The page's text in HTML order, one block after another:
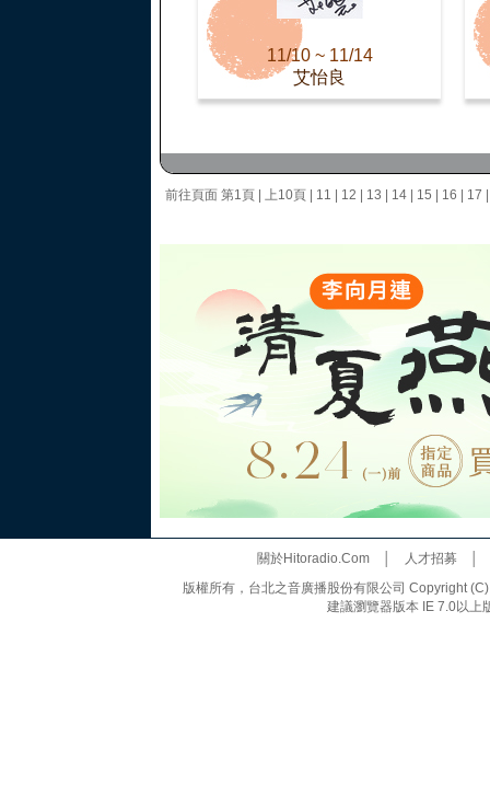
11/10 ~ 11/14
艾怡良
前往頁面 第1頁 上10頁 11 12 13 14 15 16 17
關於Hitoradio.Com│ 人才招募
版權所有，台北之音廣播股份有限公司 Copyright
建議瀏覽器版本 IE 7.0以上